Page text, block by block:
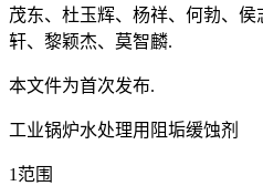
茂东、杜玉辉、杨祥、何勃、
轩、黎颖杰、莫智麟.
本文件为首次发布.
工业锅炉水处理用阻垢缓蚀剂
1范围